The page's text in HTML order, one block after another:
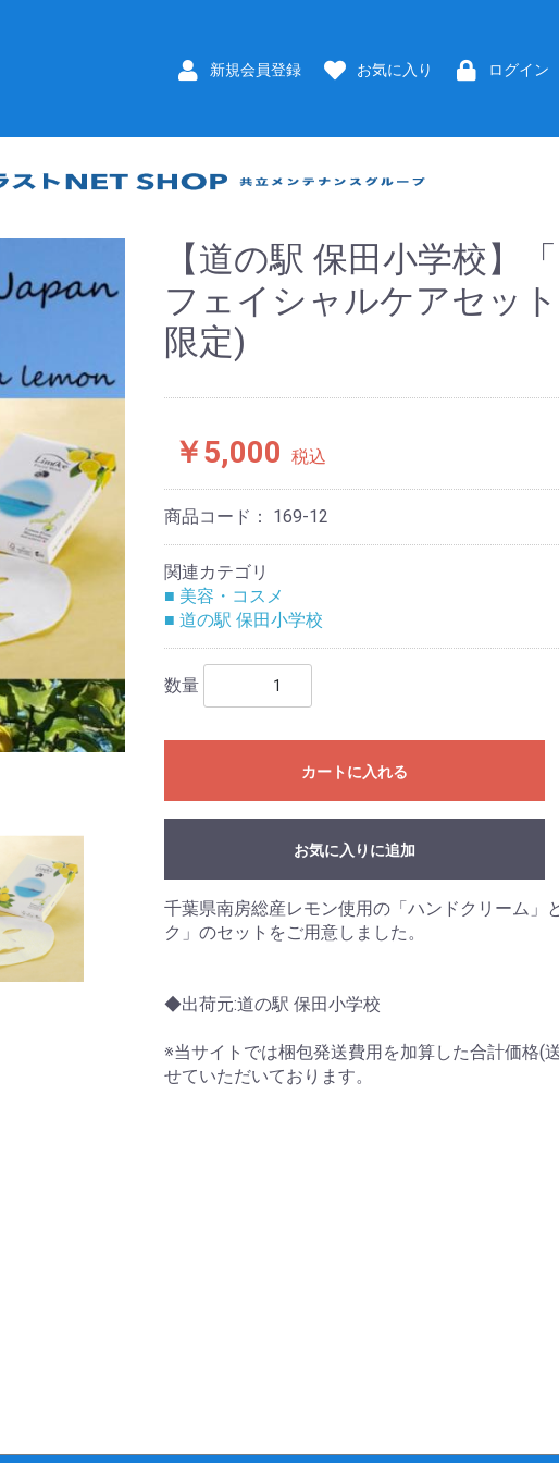
新規会員登録 お気に入り ログイン
【道の駅 保田小学校】「
フェイシャルケアセッ
限定)
￥5,000 税込
商品コード： 169-12
関連カテゴリ
■ 美容・コスメ
■ 道の駅 保田小学校
数量
カートに入れる
お気に入りに追加
千葉県南房総産レモン使用の「ハンドクリーム」
ク」のセットをご用意しました。
◆出荷元:道の駅 保田小学校
※当サイトでは梱包発送費用を加算した合計価格(
せていただいております。